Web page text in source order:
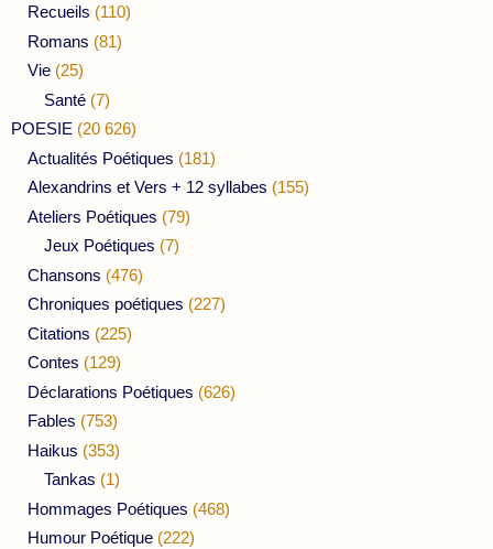
Recueils (110)
Romans (81)
Vie (25)
Santé (7)
POESIE (20 626)
Actualités Poétiques (181)
Alexandrins et Vers + 12 syllabes (155)
Ateliers Poétiques (79)
Jeux Poétiques (7)
Chansons (476)
Chroniques poétiques (227)
Citations (225)
Contes (129)
Déclarations Poétiques (626)
Fables (753)
Haikus (353)
Tankas (1)
Hommages Poétiques (468)
Humour Poétique (222)